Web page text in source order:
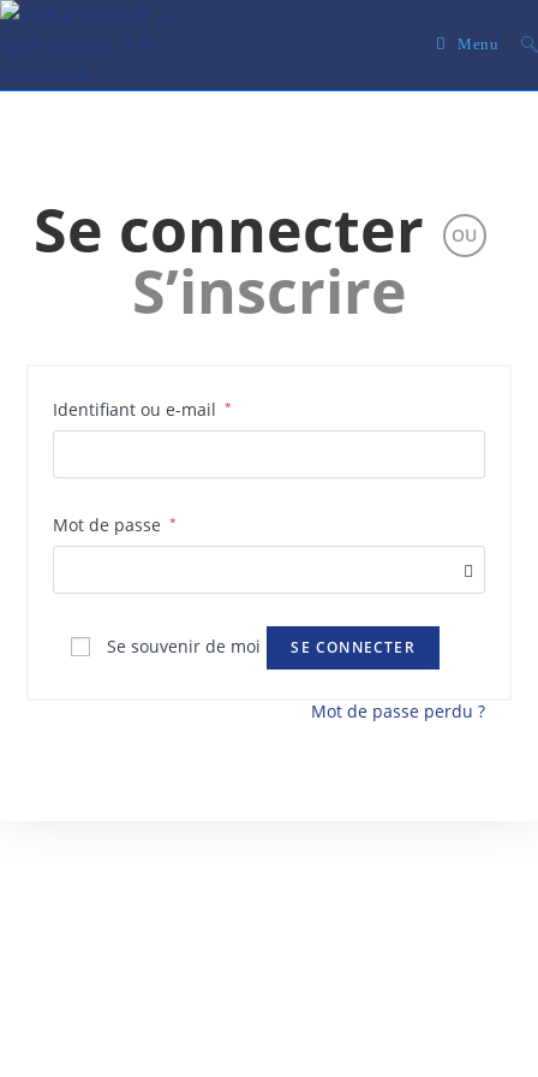
Skip
to
content
Menu
Se connecter OU
S’inscrire
Identifiant ou e-mail *
Mot de passe *
Se souvenir de moi SE CONNECTER
Mot de passe perdu ?